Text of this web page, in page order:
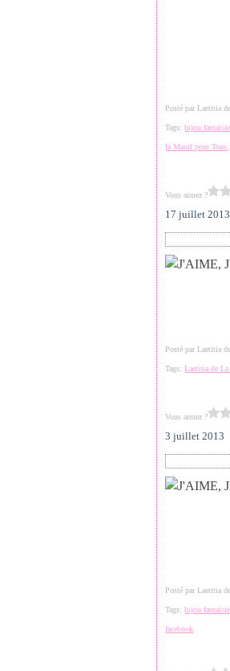
Posté par Laetitia
Tags:bijou fantaisie
la Manif pour Tous
Vous aimez ?
17 juillet 2013
Posté par Laetitia
Tags:Laetitia de
Vous aimez ?
3 juillet 2013
Posté par Laetitia
Tags:bijou fantaisie
facebook